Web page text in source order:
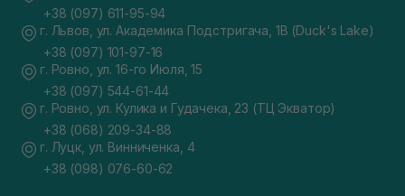
+38 (097) 611-95-94
г. Львов, ул. Академика Подстригача, 1В (Duck's Lake)
+38 (097) 101-97-16
г. Ровно, ул. 16-го Июля, 15
+38 (097) 544-61-44
г. Ровно, ул. Кулика и Гудачека, 23 (ТЦ Экватор)
+38 (068) 209-34-88
г. Луцк, ул. Винниченка, 4
+38 (098) 076-60-62